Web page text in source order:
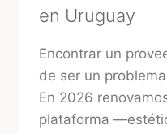
en Uruguay
Encontrar un
de ser un
En 2026
plataforma